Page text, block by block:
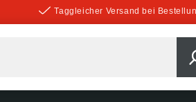
Taggleicher Versand bei